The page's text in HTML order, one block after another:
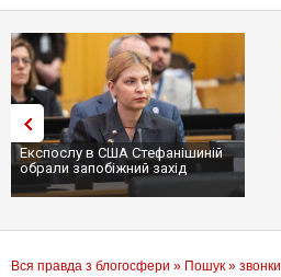
Експослу в США Стефанішиній
обрали запобіжний захід
Вся правда з блогосфери » Пошук » звонки